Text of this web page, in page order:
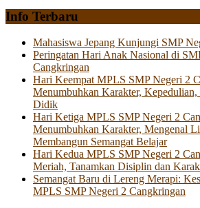
Info Terbaru
Mahasiswa Jepang Kunjungi SMP
Peringatan Hari Anak Nasional di
Cangkringan
Hari Keempat MPLS SMP Negeri 2
Menumbuhkan Karakter, Kepedulian,
Didik
Hari Ketiga MPLS SMP Negeri 2
Menumbuhkan Karakter, Mengenal
Membangun Semangat Belajar
Hari Kedua MPLS SMP Negeri 2
Meriah, Tanamkan Disiplin dan
Semangat Baru di Lereng Merapi:
MPLS SMP Negeri 2 Cangkringan